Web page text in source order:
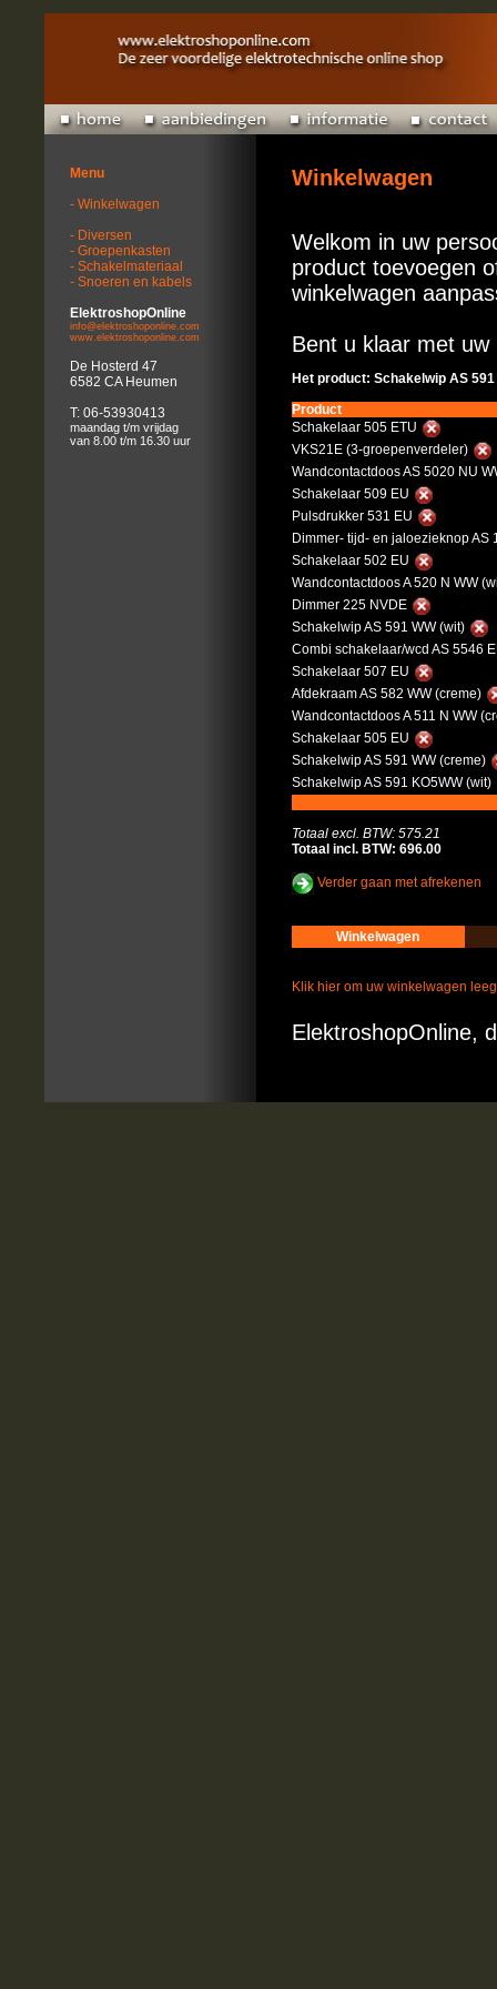
Menu
- Winkelwagen
- Diversen
- Groepenkasten
- Schakelmateriaal
- Snoeren en kabels
ElektroshopOnline
info@elektroshoponline.com
www.elektroshoponline.com
De Hosterd 47
6582 CA Heumen
T: 06-53930413
maandag t/m vrijdag
van 8.00 t/m 16.30 uur
Winkelwagen
Welkom in uw
product toevoegen
winkelwagen
Bent u klaar met
Het product: Schakelwip AS
Product
Schakelaar 505 ETU
VKS21E (3-groepenverdeler)
Wandcontactdoos AS 5020 NU
Schakelaar 509 EU
Pulsdrukker 531 EU
Dimmer- tijd- en jaloezieknop AS
Schakelaar 502 EU
Wandcontactdoos A 520 N WW
Dimmer 225 NVDE
Schakelwip AS 591 WW (wit)
Combi schakelaar/wcd AS 5546
Schakelaar 507 EU
Afdekraam AS 582 WW (creme)
Wandcontactdoos A 511 N WW
Schakelaar 505 EU
Schakelwip AS 591 WW (creme)
Schakelwip AS 591 KO5WW (wit)
Totaal excl. BTW: 575.21
Totaal incl. BTW: 696.00
Verder gaan met afrekenen
Winkelwagen
Klik hier om uw winkelwagen
ElektroshopOnline,